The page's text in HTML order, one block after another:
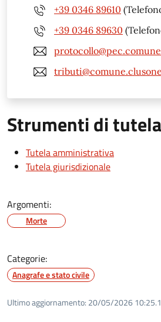
+39 0346 89610
+39 0346 89630
Strumenti di tutela
Tutela amministrativa
Tutela giurisdizionale
Argomenti:
Morte
Categorie:
Anagrafe e stato civile
Ultimo aggiornamento: 20/05/2026